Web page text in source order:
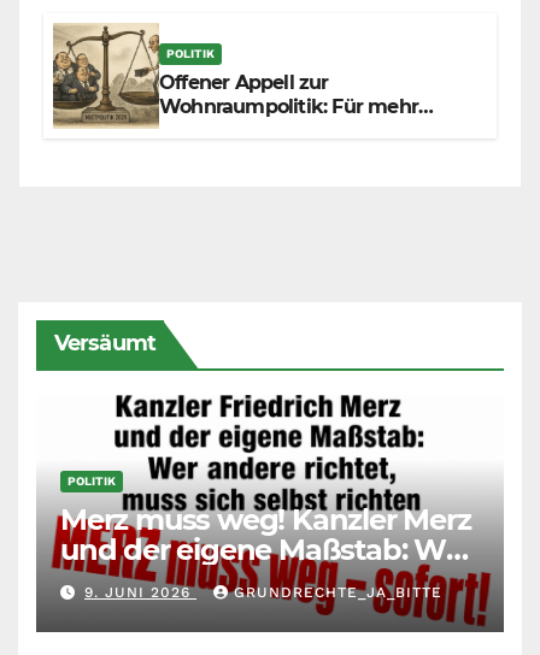
POLITIK
Offener Appell zur
Wohnraumpolitik: Für mehr
Versäumt
POLITIK
Merz muss weg! Kanzler Merz
und der eigene Maßstab: Wer
andere richtet, muss sich
selbst richten
9. JUNI 2026 GRUNDRECHTE_JA_BITTE